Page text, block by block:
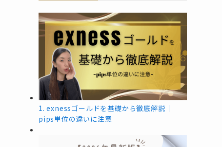
1. exnessゴールドを基礎から徹底解説｜
pips単位の違いに注意